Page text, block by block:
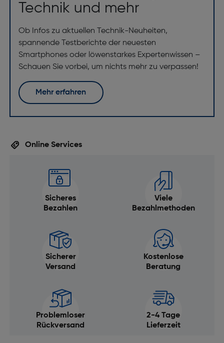
Technik und mehr
Ob Infos zu aktuellen Technik-Neuheiten,
spannende Testberichte der neuesten
Smartphones oder löwenstarkes Expertenwissen –
Schauen Sie vorbei, um nichts mehr zu verpassen!
Mehr erfahren
Online Services
Sicheres
Bezahlen
Viele
Bezahlmethoden
Sicherer
Versand
Kostenlose
Beratung
Problemloser
Rückversand
2-4 Tage
Lieferzeit